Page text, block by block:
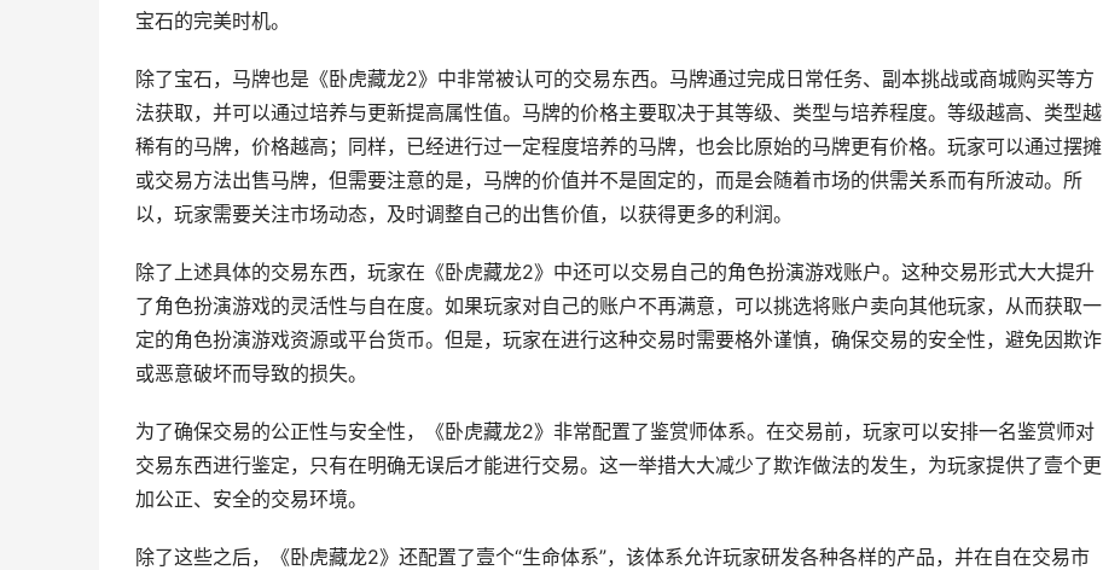
宝石的完美时机。
除了宝石，马牌也是《卧虎藏龙2》中非常被认可的交易东西。马牌通过完成日常任务、副本挑战或商城购买等方
法获取，并可以通过培养与更新提高属性值。马牌的价格主要取决于其等级、类型与培养程度。等级越高、类型越
稀有的马牌，价格越高；同样，已经进行过一定程度培养的马牌，也会比原始的马牌更有价格。玩家可以通过摆摊
或交易方法出售马牌，但需要注意的是，马牌的价值并不是固定的，而是会随着市场的供需关系而有所波动。所
以，玩家需要关注市场动态，及时调整自己的出售价值，以获得更多的利润。
除了上述具体的交易东西，玩家在《卧虎藏龙2》中还可以交易自己的角色扮演游戏账户。这种交易形式大大提升
了角色扮演游戏的灵活性与自在度。如果玩家对自己的账户不再满意，可以挑选将账户卖向其他玩家，从而获取一
定的角色扮演游戏资源或平台货币。但是，玩家在进行这种交易时需要格外谨慎，确保交易的安全性，避免因欺诈
或恶意破坏而导致的损失。
为了确保交易的公正性与安全性，《卧虎藏龙2》非常配置了鉴赏师体系。在交易前，玩家可以安排一名鉴赏师对
交易东西进行鉴定，只有在明确无误后才能进行交易。这一举措大大减少了欺诈做法的发生，为玩家提供了壹个更
加公正、安全的交易环境。
除了这些之后，《卧虎藏龙2》还配置了壹个“生命体系”，该体系允许玩家研发各种各样的产品，并在自在交易市